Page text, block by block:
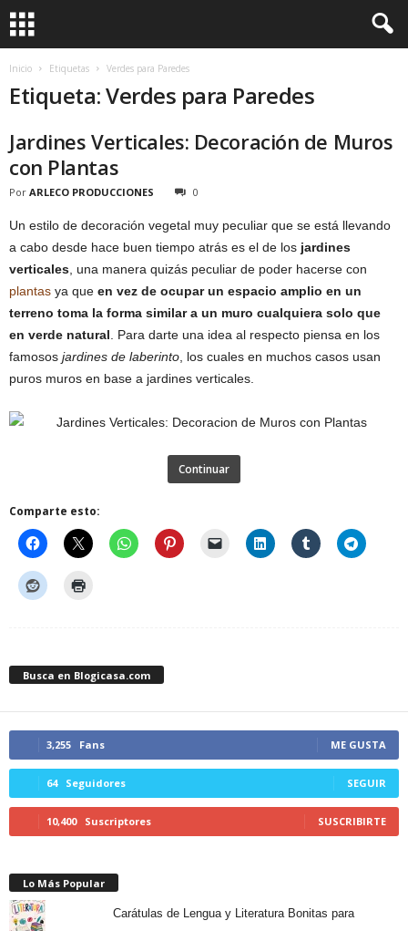
Inicio Etiquetas Verdes para Paredes
Etiqueta: Verdes para Paredes
Jardines Verticales: Decoración de Muros
con Plantas
Por ARLECO PRODUCCIONES 0
Un estilo de decoración vegetal muy peculiar que se está llevando
a cabo desde hace buen tiempo atrás es el de los jardines
verticales , una manera quizás peculiar de poder hacerse con
plantas ya que en vez de ocupar un espacio amplio en un
terreno toma la forma similar a un muro cualquiera solo que
en verde natural . Para darte una idea al respecto piensa en los
famosos jardines de laberinto , los cuales en muchos casos usan
puros muros en base a jardines verticales.
Continuar
Comparte esto:
Busca en Blogicasa.com
3,255 Fans ME GUSTA
64 Seguidores SEGUIR
10,400 Suscriptores SUSCRIBIRTE
Lo Más Popular
Carátulas de Lengua y Literatura Bonitas para